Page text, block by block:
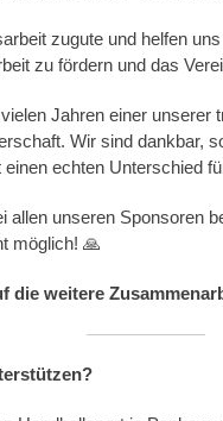
zugute und helfen
zu fördern und das
Jahren einer unserer
Wir sind dankbar,
echten Unterschied
allen unseren Sponsoren
möglich! 🙏
die weitere